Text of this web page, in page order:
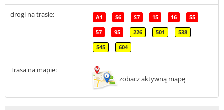
drogi na trasie: A1 S6 S7 15 16 55
57 95 226 501 538
545 604
Trasa na mapie:
zobacz aktywną mapę